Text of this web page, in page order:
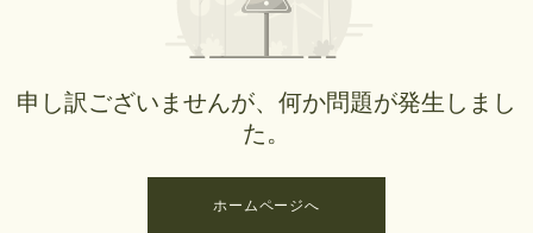
申し訳ございませんが、何か問題が発生しまし
た。
ホームページへ